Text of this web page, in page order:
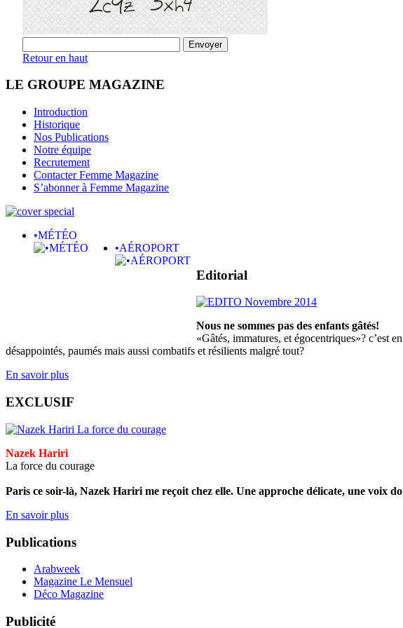
Retour en haut
LE GROUPE MAGAZINE
Introduction
Historique
Nos Publications
Notre équipe
Recrutement
Contacter Femme Magazine
S’abonner à Femme Magazine
•MÉTÉO
•AÉROPORT
Editorial
Nous ne sommes pas des enfants gâtés!
«Gâtés, immatures, et égocentriques»? c’est
désappointés, paumés mais aussi combatifs et résilients malgré tout?
En savoir plus
EXCLUSIF
Nazek Hariri
La force du courage
Paris ce soir-là, Nazek Hariri me reçoit chez elle. Une approche délicate, une voix
En savoir plus
Publications
Arabweek
Magazine Le Mensuel
Déco Magazine
Publicité